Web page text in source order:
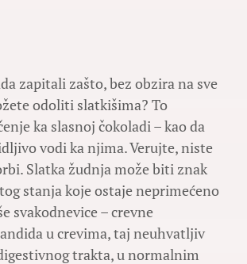
zapitali zašto, bez obzira na sve
odoliti slatkišima? To
ka slasnoj čokoladi – kao da
vodi ka njima. Verujte, niste
Slatka žudnja može biti znak
stanja koje ostaje neprimećeno
svakodnevice – crevne
u crevima, taj neuhvatljiv
trakta, u normalnim